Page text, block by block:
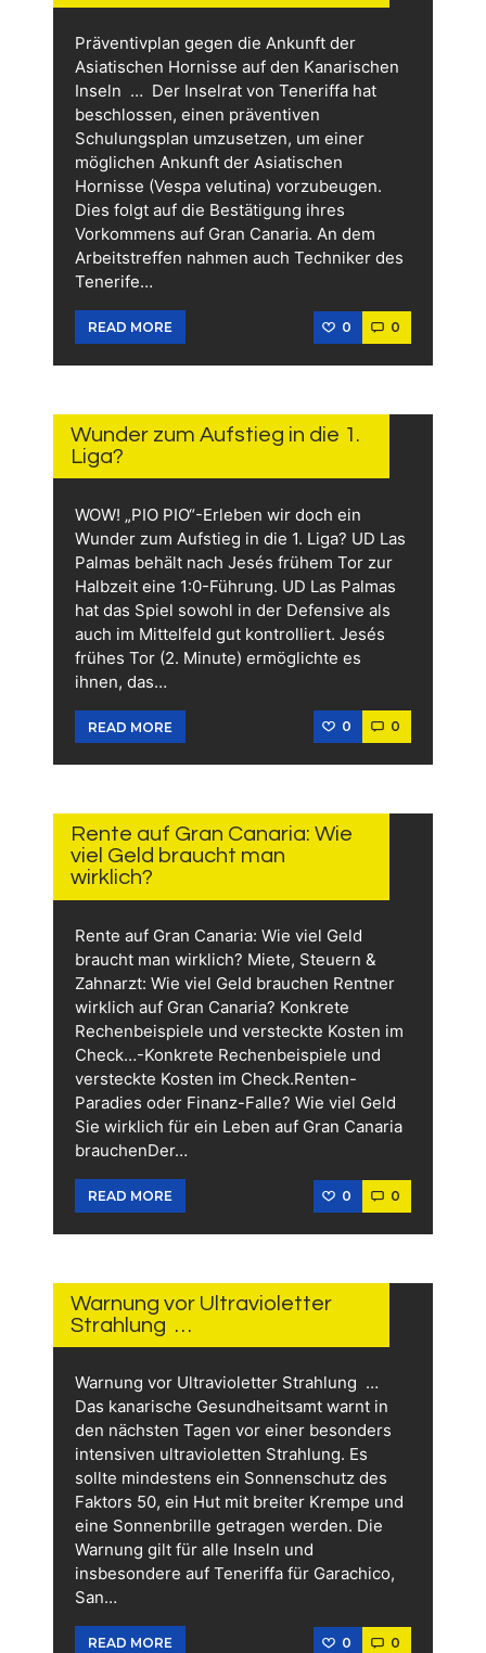
Präventivplan gegen die Ankunft der
Asiatischen Hornisse auf den Kanarischen
Inseln … Der Inselrat von Teneriffa hat
beschlossen, einen präventiven
Schulungsplan umzusetzen, um einer
möglichen Ankunft der Asiatischen
Hornisse (Vespa velutina) vorzubeugen.
Dies folgt auf die Bestätigung ihres
Vorkommens auf Gran Canaria. An dem
Arbeitstreffen nahmen auch Techniker des
Tenerife…
READ MORE 0 0
Wunder zum Aufstieg in die 1.
Liga?
WOW! „PIO PIO“-Erleben wir doch ein
Wunder zum Aufstieg in die 1. Liga? UD Las
Palmas behält nach Jesés frühem Tor zur
Halbzeit eine 1:0-Führung. UD Las Palmas
hat das Spiel sowohl in der Defensive als
auch im Mittelfeld gut kontrolliert. Jesés
frühes Tor (2. Minute) ermöglichte es
ihnen, das…
READ MORE 0 0
2026
Rente auf Gran Canaria: Wie
viel Geld braucht man
wirklich?
Rente auf Gran Canaria: Wie viel Geld
braucht man wirklich? Miete, Steuern &
Zahnarzt: Wie viel Geld brauchen Rentner
wirklich auf Gran Canaria? Konkrete
Rechenbeispiele und versteckte Kosten im
Check…-Konkrete Rechenbeispiele und
versteckte Kosten im Check.Renten-
Paradies oder Finanz-Falle? Wie viel Geld
Sie wirklich für ein Leben auf Gran Canaria
brauchenDer…
READ MORE 0 0
Warnung vor Ultravioletter
Strahlung …
Warnung vor Ultravioletter Strahlung …
Das kanarische Gesundheitsamt warnt in
den nächsten Tagen vor einer besonders
intensiven ultravioletten Strahlung. Es
sollte mindestens ein Sonnenschutz des
Faktors 50, ein Hut mit breiter Krempe und
eine Sonnenbrille getragen werden. Die
Warnung gilt für alle Inseln und
insbesondere auf Teneriffa für Garachico,
San…
READ MORE 0 0